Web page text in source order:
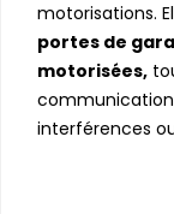
motorisations.
portes de
motorisées,
interférences